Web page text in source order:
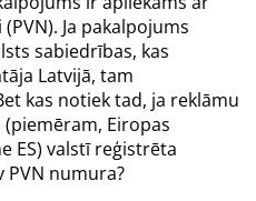
Ja pakalpojums
sabiedrības, kas
Latvijā, tam
kas notiek tad, ja reklāmu
Eiropas
ES) valstī reģistrēta
PVN numura?